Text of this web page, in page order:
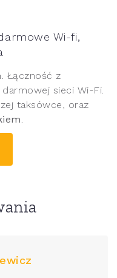
Wi-fi,
Łączność z
sieci Wi-Fi.
taksówce, oraz